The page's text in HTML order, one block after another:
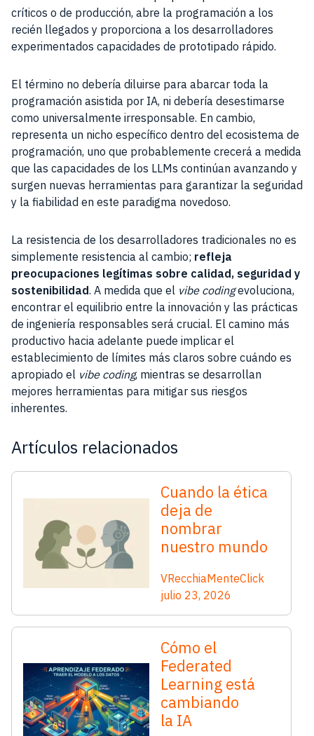
críticos o de producción, abre la programación a los
recién llegados y proporciona a los desarrolladores
experimentados capacidades de prototipado rápido.
El término no debería diluirse para abarcar toda la
programación asistida por IA, ni debería desestimarse
como universalmente irresponsable. En cambio,
representa un nicho específico dentro del ecosistema de
programación, uno que probablemente crecerá a medida
que las capacidades de los LLMs continúan avanzando y
surgen nuevas herramientas para garantizar la seguridad
y la fiabilidad en este paradigma novedoso.
La resistencia de los desarrolladores tradicionales no es
simplemente resistencia al cambio; refleja
preocupaciones legítimas sobre calidad, seguridad y
sostenibilidad. A medida que el vibe codingevoluciona,
encontrar el equilibrio entre la innovación y las prácticas
de ingeniería responsables será crucial. El camino más
productivo hacia adelante puede implicar el
establecimiento de límites más claros sobre cuándo es
apropiado el vibe coding, mientras se desarrollan
mejores herramientas para mitigar sus riesgos
inherentes.
Artículos relacionados
Cuando la ética
deja de
nombrar
nuestro mundo
VRecchiaMenteClick
julio 23, 2026
Cómo el
Federated
Learning está
cambiando
la IA